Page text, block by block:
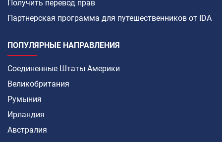
Получить перевод прав
Партнерская программа для путешественников от IDA
ПОПУЛЯРНЫЕ НАПРАВЛЕНИЯ
Соединенные Штаты Америки
Великобритания
Румыния
Ирландия
Австралия